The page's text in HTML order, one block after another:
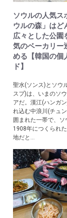
ソウルの人気ス
ウルの森」はど
広々とした公園
気のベーカリー
める【韓国の個
ド】
聖水(ソンス)とソウ
スプ)は、いまのソ
アだ。漢江(ハンガ
れ込む中浪川(チュ
囲まれた一帯で、ソ
1908年につくられ
地だと...